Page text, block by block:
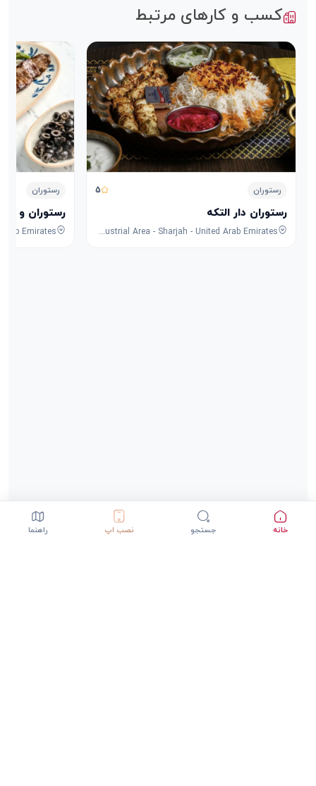
کسب و کارهای مرتبط
رستوران 5
رستوران دار التکه
8F53+FPG - University City Rd - Muwaileh Commercial - Industrial Area - Sharjah - United Arab Emirates
رستوران
رستوران و
خانه جستجو نصب اپ راهنما